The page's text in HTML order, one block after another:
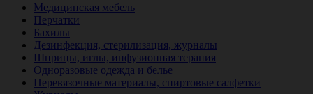
Медицинская мебель
Перчатки
Бахилы
Дезинфекция, стерилизация, журналы
Шприцы, иглы, инфузионная терапия
Одноразовые одежда и белье
Перевязочные материалы, спиртовые салфетки